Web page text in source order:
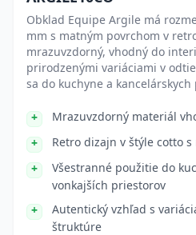
Obklad Equipe Argile má
mm s matným povrchom v
mrazuvzdorný, vhodný do
prirodzenými variáciami v
sa do kuchyne a kancelárskych
Mrazuvzdorný materiál
Retro dizajn v štýle cotto
Všestranné použitie do
vonkajších priestorov
Autentický vzhľad s
štruktúre